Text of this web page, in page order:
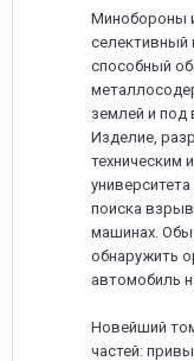
Минобороны
селективный
способный
землей и под
Изделие,
техническим
поиска
машинах.
обнаружить
автомобиль
Новейший
частей: